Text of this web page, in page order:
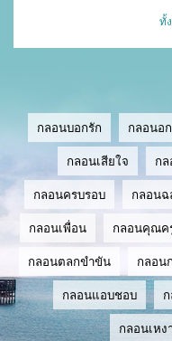
ทั้
กลอนบอกรัก กลอนอ
กลอนเสียใจ ก
กลอนครบรอบ กลอนฉ
กลอนเพื่อน กลอนคุณค
กลอนตลกขำขัน กลอน
กลอนแอบชอบ
กลอนเหง